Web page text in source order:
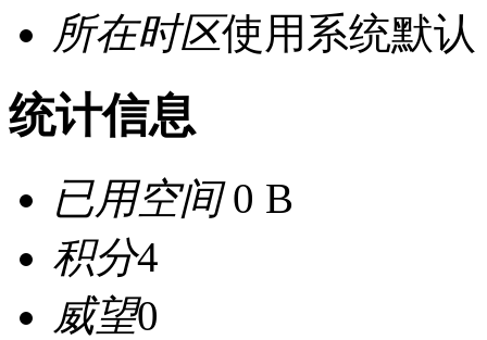
所在时区使用系统默认
统计信息
已用空间0 B
积分4
威望0